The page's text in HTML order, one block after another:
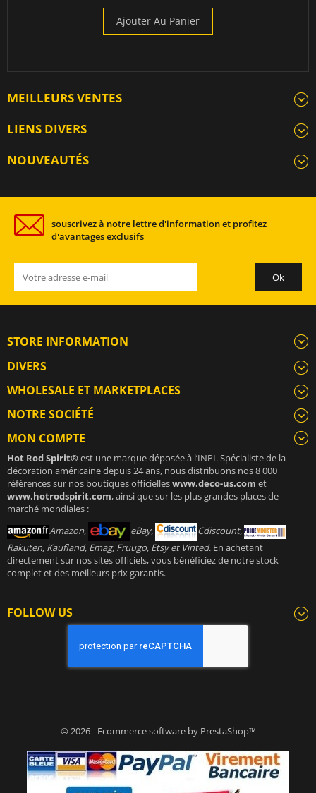
Ajouter Au Panier
MEILLEURS VENTES
LIENS DIVERS
NOUVEAUTÉS
souscrivez à notre lettre d'information et profitez
d'avantages exclusifs
STORE INFORMATION
DIVERS
WHOLESALE ET MARKETPLACES
NOTRE SOCIÉTÉ
MON COMPTE
Hot Rod Spirit®est une marque déposée à l’INPI. Spécialiste de la
décoration américaine depuis 24 ans, nous distribuons nos 8 000
références sur nos boutiques officielleswww.deco-us.com et
www.hotrodspirit.com, ainsi que sur les plus grandes places de
marché mondiales :
Amazon,
eBay,
Cdiscount,
Rakuten, Kaufland, Emag, Fruugo, Etsy et Vinted. En achetant
directement sur nos sites officiels, vous bénéficiez de notre stock
complet et des meilleurs prix garantis.
FOLLOW US
© 2026 - Ecommerce software by PrestaShop™